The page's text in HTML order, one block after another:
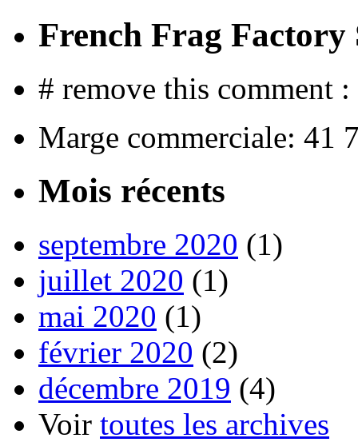
French Frag Factory
# remove this comment
Marge commerciale: 41
Mois récents
septembre 2020 (1)
juillet 2020 (1)
mai 2020 (1)
février 2020 (2)
décembre 2019 (4)
Voir toutes les archives